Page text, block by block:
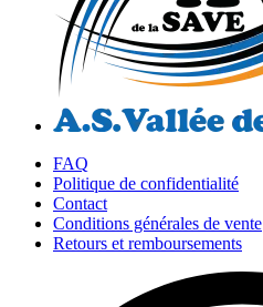
FAQ
Politique de confidentialité
Contact
Conditions générales de vente
Retours et remboursements